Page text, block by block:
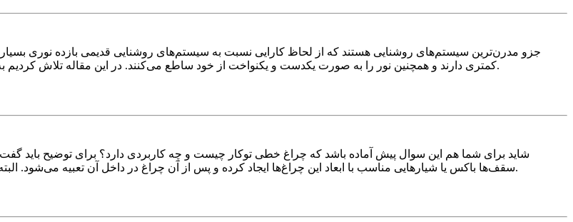
کمتری دارند و همچنین نور را به صورت یکدست و یکنواخت از خود ساطع می‌کنند. در این مقاله تلاش کردیم به آسان‌ترین روش ممکن توضیح دهیم چراغ خطی یا لاینی چیست و چه کاربردی دارد.
شاید برای شما هم این سوال پیش آماده باشد که چراغ خطی توکار چیست و چه کاربردی دارد؟ برای توضیح
سقف‌ها باکس یا شیارهایی مناسب با ابعاد این چراغ‌ها ایجاد کرده و پس از آن چراغ در داخل آن تعبیه می‌شود. البته از این چراغ‌ها می‌توان در بعضی دیوارهایی که شرایط خاصی دارند نیز استفاده شود.